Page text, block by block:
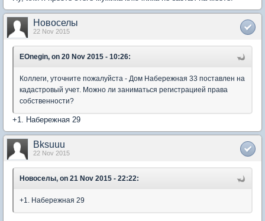
Новоселы
22 Nov 2015
EOnegin, on 20 Nov 2015 - 10:26:
Коллеги, уточните пожалуйста - Дом Набережная 33 поставлен на
кадастровый учет. Можно ли заниматься регистрацией права
собственности?
+1. Набережная 29
Bksuuu
22 Nov 2015
Новоселы, on 21 Nov 2015 - 22:22:
+1. Набережная 29